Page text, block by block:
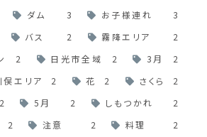
ダム 3 お子様連れ
3
バス 2 霧降エリア
2
2 日光市全域 2 3月
2
俣エリア 2 花 2 さくら
2
2 5月 2 しもつかれ
2
2 注意 2 料理 2